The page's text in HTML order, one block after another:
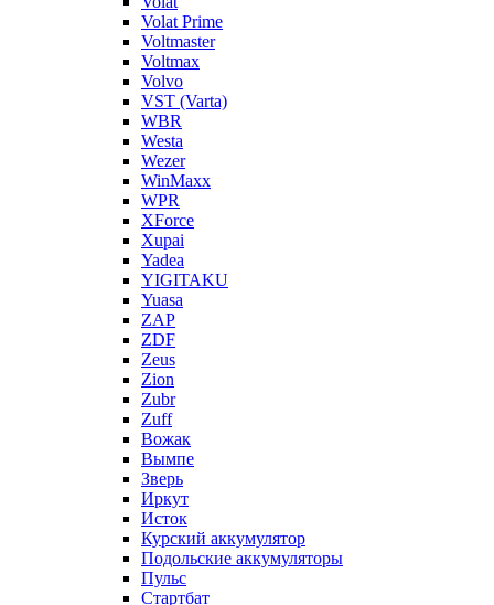
Volat Prime
Voltmaster
Voltmax
Volvo
VST (Varta)
WBR
Westa
Wezer
WinMaxx
WPR
XForce
Xupai
Yadea
YIGITAKU
Yuasa
ZAP
ZDF
Zeus
Zion
Zubr
Zuff
Вожак
Вымпе
Зверь
Иркут
Исток
Курский аккумулятор
Подольские аккумуляторы
Пульс
Стартбат